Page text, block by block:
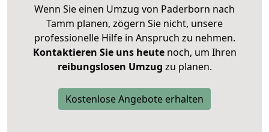
Wenn Sie einen Umzug von Paderborn nach
Tamm planen, zögern Sie nicht, unsere
professionelle Hilfe in Anspruch zu nehmen.
Kontaktieren Sie uns heutenoch, um Ihren
reibungslosen Umzug zu planen.
Kostenlose Angebote erhalten